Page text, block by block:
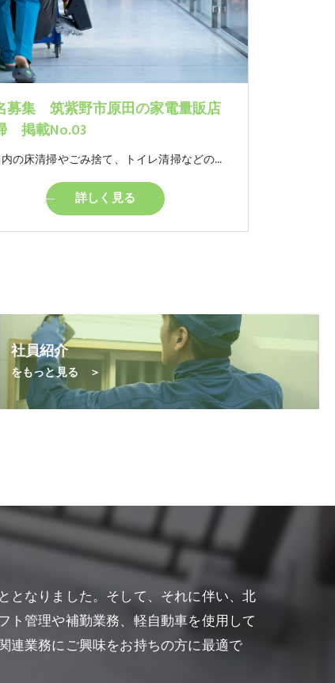
募集 筑紫野市原田の家電量販店
掲載No.03
店舗内の床清掃やごみ捨て、トイレ清掃などの簡単なお仕事です。 モクモクと自分のペースでやっていただけるお仕事です。 ※女性トイレの清掃があります。
詳しく見る
社員紹介
をもっと見る ＞
となりました。そして、それに伴い、北
管理や補勤業務、軽自動車を使用して
連業務にご興味をお持ちの方に最適で